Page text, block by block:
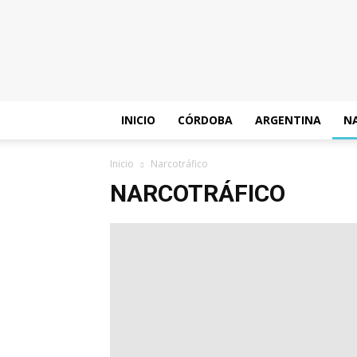
INICIO CÓRDOBA ARGENTINA
Inicio Narcotráfico
NARCOTRÁFICO